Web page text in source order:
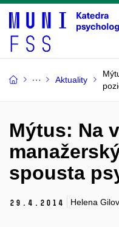
Aktuality
Mýtus: Na
spousta
29. 4. 2014 Helena